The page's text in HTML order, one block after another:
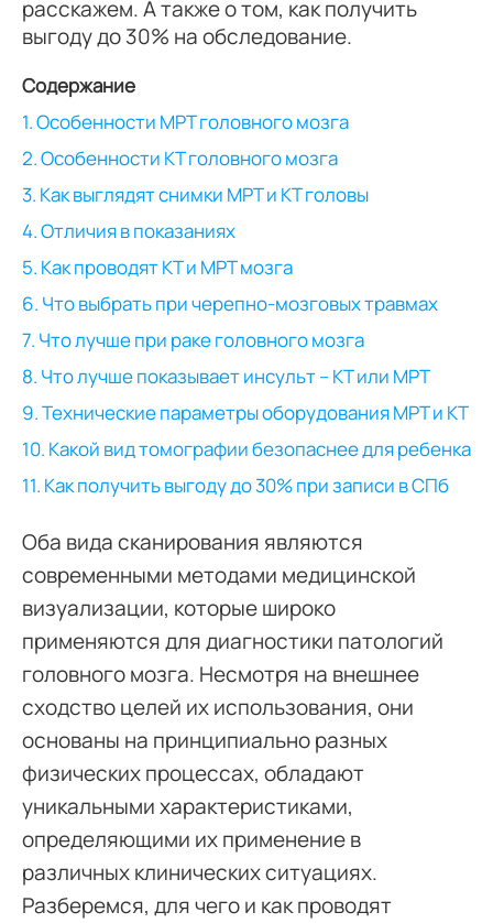
расскажем. А также о том, как получить
выгоду до 30% на обследование.
Содержание
1. Особенности МРТ головного мозга
2. Особенности КТ головного мозга
3. Как выглядят снимки МРТ и КТ головы
4. Отличия в показаниях
5. Как проводят КТ и МРТ мозга
6. Что выбрать при черепно-мозговых травмах
7. Что лучше при раке головного мозга
8. Что лучше показывает инсульт – КТ или МРТ
9. Технические параметры оборудования МРТ и КТ
10. Какой вид томографии безопаснее для ребенка
11. Как получить выгоду до 30% при записи в СПб
Оба вида сканирования являются
современными методами медицинской
визуализации, которые широко
применяются для диагностики патологий
головного мозга. Несмотря на внешнее
сходство целей их использования, они
основаны на принципиально разных
физических процессах, обладают
уникальными характеристиками,
определяющими их применение в
различных клинических ситуациях.
Разберемся, для чего и как проводят